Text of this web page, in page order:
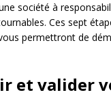
société à
Ces sept
permettront de
et valider